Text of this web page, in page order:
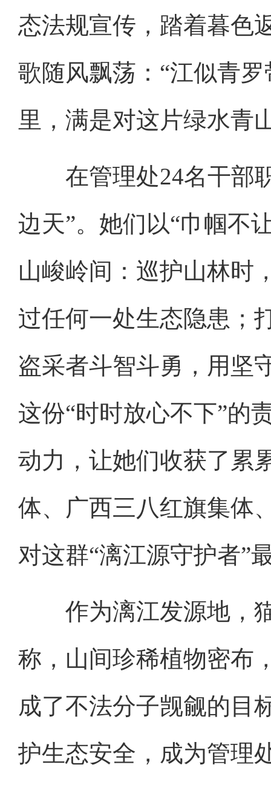
态法规宣传，踏着暮色
歌随风飘荡：“江似青
里，满是对这片绿水青
在管理处24名干部职
边天”。她们以“巾帼不
山峻岭间：巡护山林时
过任何一处生态隐患；
盗采者斗智斗勇，用坚
这份“时时放心不下”的
动力，让她们收获了
体、广西三八红旗集体
对这群“漓江源守护者”
作为漓江发源地，猫
称，山间珍稀植物密布
成了不法分子觊觎的目
护生态安全，成为管理